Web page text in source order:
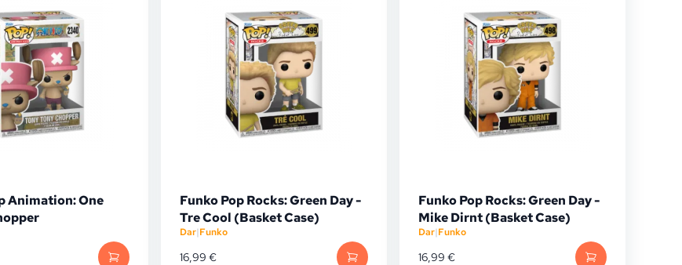
Animation: One
Funko Pop Rocks: Green Day -
Tre Cool (Basket Case)
Dar|Funko
16,99 €
Funko Pop Rocks: Green Day -
Mike Dirnt (Basket Case)
Dar|Funko
16,99 €